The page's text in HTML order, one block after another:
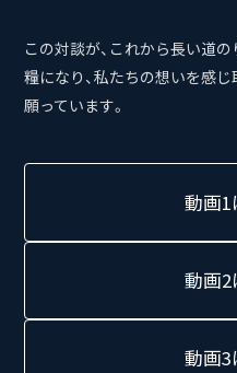
この対談が、これから長い道
糧になり、私たちの想いを感
願っています。
動画1
動画2
動画3